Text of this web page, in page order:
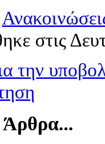
στις
την
Άρθρα...